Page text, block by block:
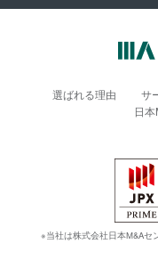
選ばれる理由 サ
日
※当社は株式会社日本M&Aセ